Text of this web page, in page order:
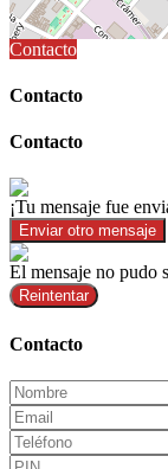
Contacto
Contacto
Contacto
¡Tu mensaje fue
Enviar otro mensaje
El mensaje no pudo
Reintentar
Contacto